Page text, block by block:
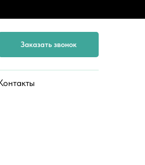
Заказать звонок